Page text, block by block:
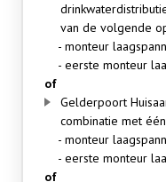
van de volgende
- monteur
- eerste monteur
of
Gelderpoort
combinatie met
- monteur
- eerste monteur
of